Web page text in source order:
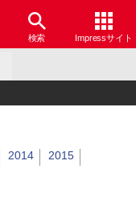
検索 Impressサイト
2014 2015